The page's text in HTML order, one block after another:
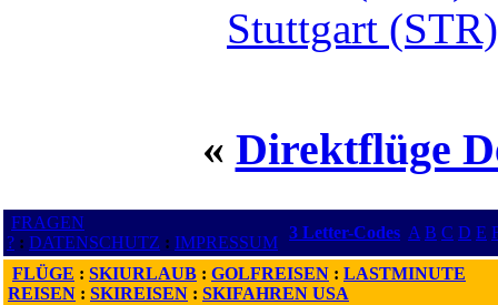
Stuttgart
« Direktflüge
FRAGEN
? : DATENSCHUTZ : IMPRESSUM
3 Letter-Codes A B C D E
FLÜGE : SKIURLAUB : GOLFREISEN : LASTMINUTE
REISEN : SKIREISEN : SKIFAHREN USA